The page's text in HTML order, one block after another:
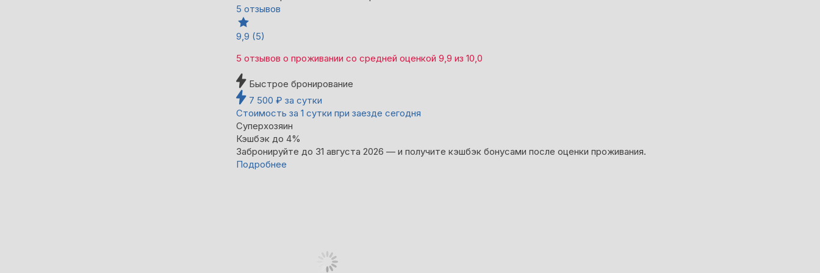
5 отзывов
9,9 (5)
5 отзывов о проживании со средней оценкой 9,9 из 10,0
Быстрое бронирование
7 500 ₽ за сутки
Стоимость за 1 сутки при заезде сегодня
Суперхозяин
Кэшбэк до 4%
Забронируйте до 31 августа 2026 — и получите кэшбэк бонусами после оценки проживания.
Подробнее